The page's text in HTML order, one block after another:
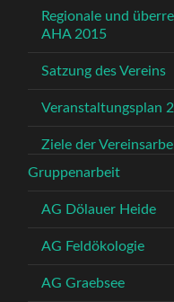
Regionale und
AHA 2015
Satzung des Vereins
Veranstaltungsplan
Ziele der
Gruppenarbeit
AG Dölauer Heide
AG Feldökologie
AG Graebsee